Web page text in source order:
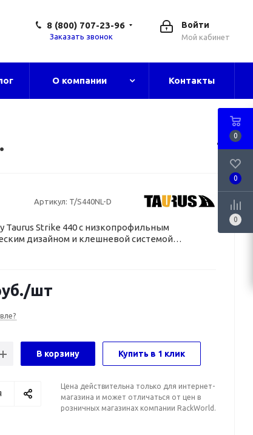
Войти
Мой кабинет
8 (800) 707-23-96
Заказать звонок
О компании Контакты
Артикул: T/S440NL-D
Taurus Strike 440 с низкопрофильным
дизайном и клешневой системой
/шт
В корзину Купить в 1 клик
Цена действительна только для интернет-
магазина и может отличаться от цен в
розничных магазинах компании RackWorld.
0
0
0